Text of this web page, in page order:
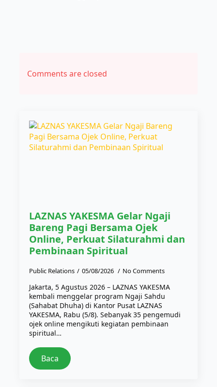
Comments are closed
LAZNAS YAKESMA Gelar Ngaji
Bareng Pagi Bersama Ojek
Online, Perkuat Silaturahmi dan
Pembinaan Spiritual
Public Relations 05/08/2026 No Comments
Jakarta, 5 Agustus 2026 – LAZNAS YAKESMA
kembali menggelar program Ngaji Sahdu
(Sahabat Dhuha) di Kantor Pusat LAZNAS
YAKESMA, Rabu (5/8). Sebanyak 35 pengemudi
ojek online mengikuti kegiatan pembinaan
spiritual…
Baca